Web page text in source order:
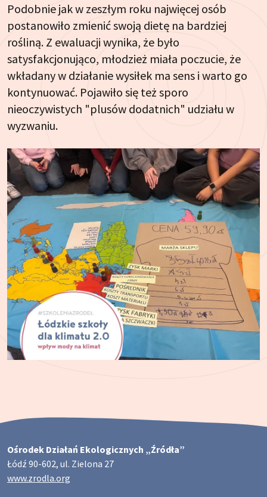
Podobnie jak w zeszłym roku najwięcej osób
postanowiło zmienić swoją dietę na bardziej
rośliną. Z ewaluacji wynika, że było
satysfakcjonująco, młodzież miała poczucie, że
wkładany w działanie wysiłek ma sens i warto go
kontynuować. Pojawiło się też sporo
nieoczywistych "plusów dodatnich" udziału w
wyzwaniu.
Ośrodek Działań Ekologicznych „Źródła”
Łódź 90-602, ul. Zielona 27
www.zrodla.org